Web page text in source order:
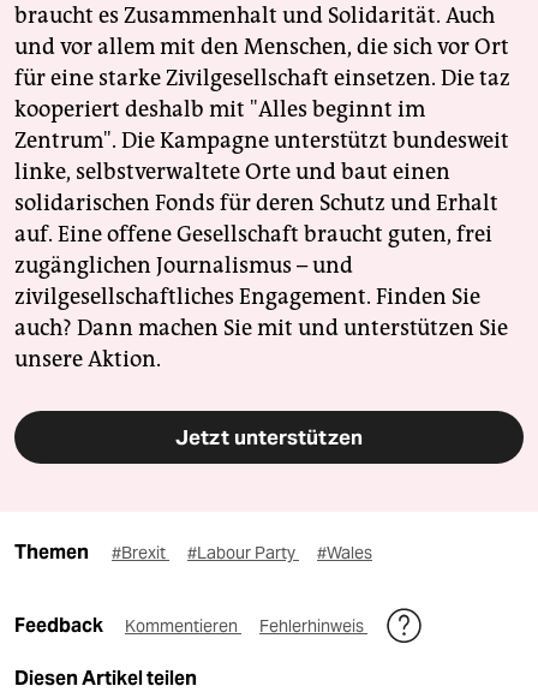
braucht es Zusammenhalt und Solidarität. Auch
und vor allem mit den Menschen, die sich vor Ort
für eine starke Zivilgesellschaft einsetzen. Die taz
kooperiert deshalb mit "Alles beginnt im
Zentrum". Die Kampagne unterstützt bundesweit
linke, selbstverwaltete Orte und baut einen
solidarischen Fonds für deren Schutz und Erhalt
auf. Eine offene Gesellschaft braucht guten, frei
zugänglichen Journalismus – und
zivilgesellschaftliches Engagement. Finden Sie
auch? Dann machen Sie mit und unterstützen Sie
unsere Aktion.
Jetzt unterstützen
Themen #Brexit #Labour Party #Wales
Feedback Kommentieren Fehlerhinweis
Diesen Artikel teilen